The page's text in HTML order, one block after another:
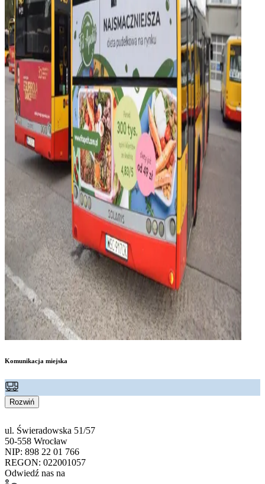
Komunikacja miejska
Rozwiń
ul. Świeradowska 51/57
50-558 Wrocław
NIP: 898 22 01 766
REGON: 022001057
Odwiedź nas na